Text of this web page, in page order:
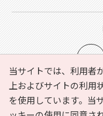
当サイトでは、利用者
上およびサイトの利用
を使用しています。当
e-NAVITA（イーナビタ